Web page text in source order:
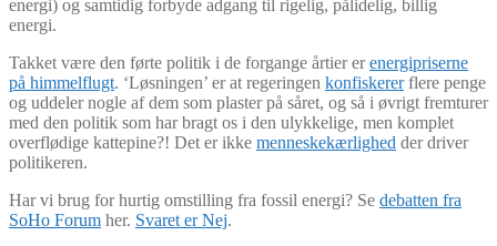
energi) og samtidig forbyde adgang til rigelig, pålidelig, billig
energi.
Takket være den førte politik i de forgange årtier erenergipriserne
på himmelflugt. ‘Løsningen’ er at regeringen konfiskererflere penge
og uddeler nogle af dem som plaster på såret, og så i øvrigt fremturer
med den politik som har bragt os i den ulykkelige, men komplet
overflødige kattepine?! Det er ikke menneskekærlighed der driver
politikeren.
Har vi brug for hurtig omstilling fra fossil energi? Se debatten fra
SoHo Forum her. Svaret er Nej.